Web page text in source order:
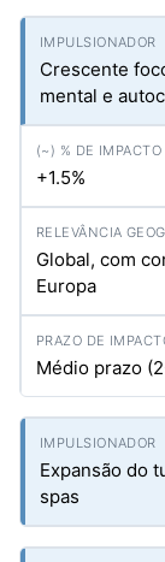
Crescente
mental e
+1.5%
Global, com
Europa
Médio prazo
Expansão do
spas